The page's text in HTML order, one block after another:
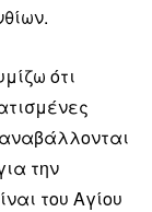
ότι
την
του Αγίου